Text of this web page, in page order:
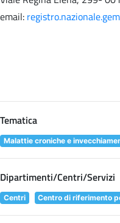
email:
Tematica
Malattie croniche e
Dipartimenti/Centri/Servizi
Centri Centro di riferimento